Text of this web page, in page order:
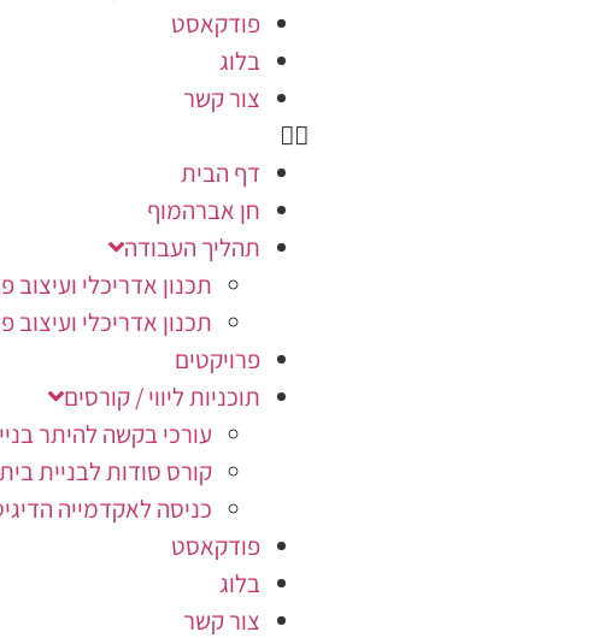
פודקאסט
בלוג
צור קשר
דף הבית
חן אברהמוף
תהליך העבודה
תכנון אדריכלי
תכנון אדריכלי ועיצוב
פרויקטים
תוכניות ליווי / קורסים
עורכי בקשה להיתר בנייה
קורס סודות לבניית
כניסה לאקדמייה
פודקאסט
בלוג
צור קשר